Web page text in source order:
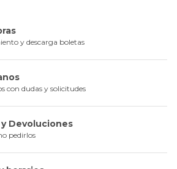
y descarga boletas
con dudas y solicitudes
y Devoluciones
pedirlos